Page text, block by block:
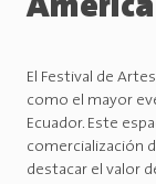
América
El Festival de
como el mayor
Ecuador. Este
comercialización
destacar el valor